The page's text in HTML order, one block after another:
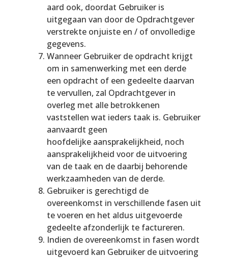
aard ook, doordat Gebruiker is
uitgegaan van door de Opdrachtgever
verstrekte onjuiste en / of onvolledige
gegevens.
Wanneer Gebruiker de opdracht krijgt
om in samenwerking met een derde
een opdracht of een gedeelte daarvan
te vervullen, zal Opdrachtgever in
overleg met alle betrokkenen
vaststellen wat ieders taak is. Gebruiker
aanvaardt geen
hoofdelijke aansprakelijkheid, noch
aansprakelijkheid voor de uitvoering
van de taak en de daarbij behorende
werkzaamheden van de derde.
Gebruiker is gerechtigd de
overeenkomst in verschillende fasen uit
te voeren en het aldus uitgevoerde
gedeelte afzonderlijk te factureren.
Indien de overeenkomst in fasen wordt
uitgevoerd kan Gebruiker de uitvoering